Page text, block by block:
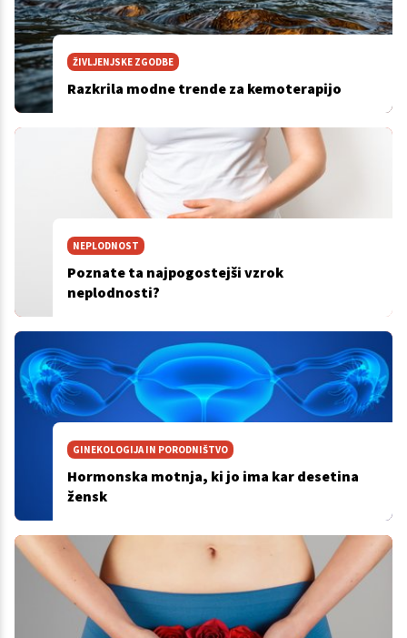
ŽIVLJENJSKE ZGODBE
Razkrila modne trende za kemoterapijo
NEPLODNOST
Poznate ta najpogostejši vzrok
neplodnosti?
GINEKOLOGIJA IN PORODNIŠTVO
Hormonska motnja, ki jo ima kar desetina
žensk